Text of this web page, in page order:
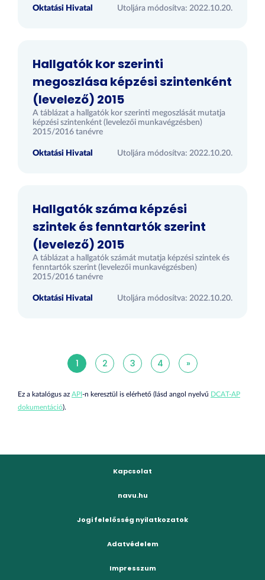
Oktatási Hivatal Utoljára módosítva: 2022.10.20.
Hallgatók kor szerinti
megoszlása képzési szintenként
(levelező) 2015
A táblázat a hallgatók kor szerinti megoszlását mutatja
képzési szintenként (levelezői munkavégzésben)
2015/2016 tanévre
Oktatási Hivatal Utoljára módosítva: 2022.10.20.
Hallgatók száma képzési
szintek és fenntartók szerint
(levelező) 2015
A táblázat a hallgatók számát mutatja képzési szintek és
fenntartók szerint (levelezői munkavégzésben)
2015/2016 tanévre
Oktatási Hivatal Utoljára módosítva: 2022.10.20.
1 2 3 4 »
Ez a katalógus az API-n keresztül is elérhető (lásd angol nyelvű DCAT-AP
dokumentáció).
Kapcsolat
navu.hu
Jogi felelősség nyilatkozatok
Adatvédelem
Impresszum